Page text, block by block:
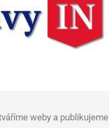
weby a publikujeme